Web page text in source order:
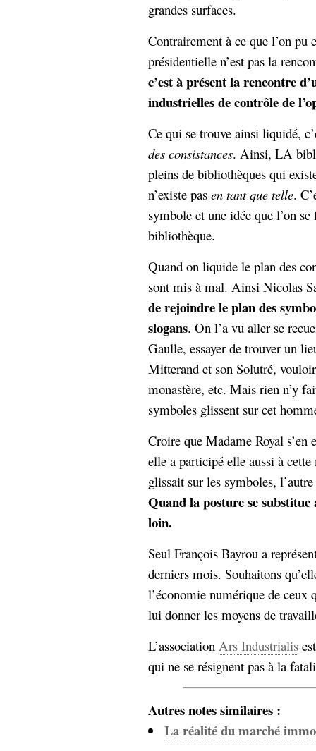
grandes surfaces.
Contrairement à ce que l’on pu
présidentielle n’est pas la
c’est à présent la rencontre
industrielles de contrôle de
Ce qui se trouve ainsi liquidé,
des consistances. Ainsi, LA
pleins de bibliothèques qui
n’existe pas en tant que telle.
symbole et une idée que l’on
bibliothèque.
Quand on liquide le plan des
sont mis à mal. Ainsi Nicolas
de rejoindre le plan des
slogans. On l’a vu aller se
Gaulle, essayer de trouver un
Mitterand et son Solutré,
monastère, etc. Mais rien n’y
symboles glissent sur cet
Croire que Madame Royal
elle a participé elle aussi à
glissait sur les symboles,
Quand la posture se substitue
loin.
Seul François Bayrou a
derniers mois. Souhaitons
l’économie numérique de
lui donner les moyens de
L’association Ars Industrialis
qui ne se résignent pas à la
Autres notes similaires :
La réalité du marché